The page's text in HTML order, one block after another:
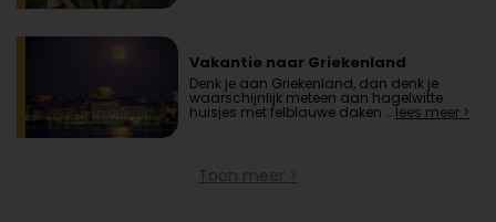
Vakantie naar Griekenland
Denk je aan Griekenland, dan denk je
waarschijnlijk meteen aan hagelwitte
huisjes met felblauwe daken …lees meer >
Toon meer >